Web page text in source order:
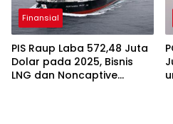
Finansial
PIS Raup Laba 572,48 Juta
Dolar pada 2025, Bisnis
LNG dan Noncaptive